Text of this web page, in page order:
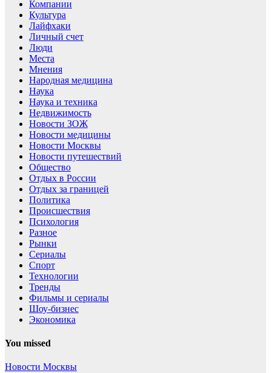
Компании
Культура
Лайфхаки
Личный счет
Люди
Места
Мнения
Народная медицина
Наука
Наука и техника
Недвижимость
Новости ЗОЖ
Новости медицины
Новости Москвы
Новости путешествий
Общество
Отдых в России
Отдых за границей
Политика
Происшествия
Психология
Разное
Рынки
Сериалы
Спорт
Технологии
Тренды
Фильмы и сериалы
Шоу-бизнес
Экономика
You missed
Новости Москвы